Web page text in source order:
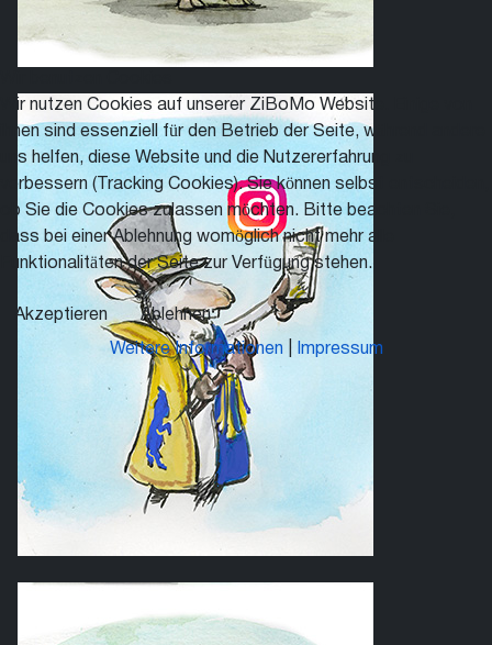
Wir nutzen Cookies auf unserer ZiBoMo Website. Einige von
ihnen sind essenziell für den Betrieb der Seite, während andere
uns helfen, diese Website und die Nutzererfahrung zu
verbessern (Tracking Cookies). Sie können selbst entscheiden,
ob Sie die Cookies zulassen möchten. Bitte beachten Sie,
dass bei einer Ablehnung womöglich nicht mehr alle
Funktionalitäten der Seite zur Verfügung stehen.
Akzeptieren Ablehnen
Weitere Informationen Impressum